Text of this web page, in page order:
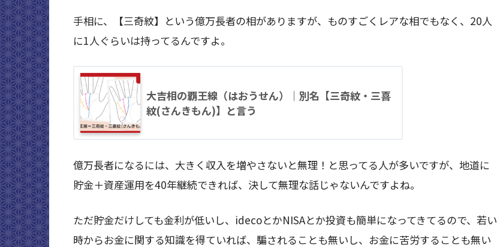
手相に、【三奇紋】という億万長者の相がありますが、ものすごくレアな相でもなく、20人
に1人ぐらいは持ってるんですよ。
大吉相の覇王線（はおうせん）｜別名【三奇紋・三喜
紋(さんきもん)】と言う
億万長者になるには、大きく収入を増やさないと無理！と思ってる人が多いですが、地道に
貯金＋資産運用を40年継続できれば、決して無理な話じゃないんですよね。
ただ貯金だけしても金利が低いし、idecoとかNISAとか投資も簡単になってきてるので、若い
時からお金に関する知識を得ていれば、騙されることも無いし、お金に苦労することも無い